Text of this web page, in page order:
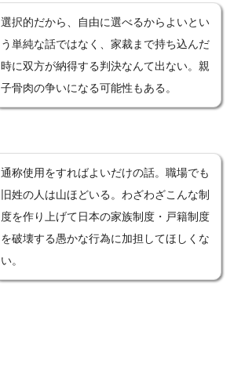
選択的だから、自由に選べるからよいとい
う単純な話ではなく、家裁まで持ち込んだ
時に双方が納得する判決なんて出ない。親
子骨肉の争いになる可能性もある。
通称使用をすればよいだけの話。職場でも
旧姓の人は山ほどいる。わざわざこんな制
度を作り上げて日本の家族制度・戸籍制度
を破壊する愚かな行為に加担してほしくな
い。